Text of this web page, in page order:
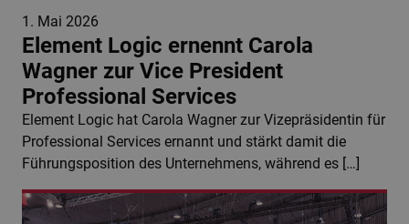
1. Mai 2026
Element Logic ernennt Carola
Wagner zur Vice President
Professional Services
Element Logic hat Carola Wagner zur Vizepräsidentin für
Professional Services ernannt und stärkt damit die
Führungsposition des Unternehmens, während es […]